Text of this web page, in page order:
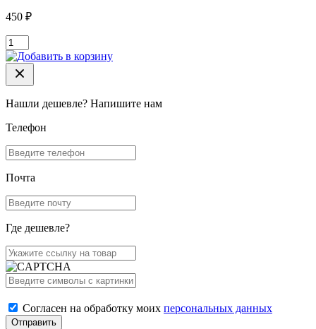
450 ₽
Нашли дешевле? Напишите нам
Телефон
Почта
Где дешевле?
Согласен на обработку моих персональных данных
Отправить